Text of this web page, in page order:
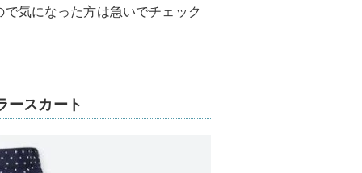
気になった方は急いでチェック
ースカート